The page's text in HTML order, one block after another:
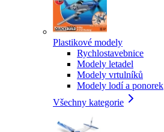
Plastikové modely
Rychlostavebnice
Modely letadel
Modely vrtulníků
Modely lodí a ponorek
Všechny kategorie